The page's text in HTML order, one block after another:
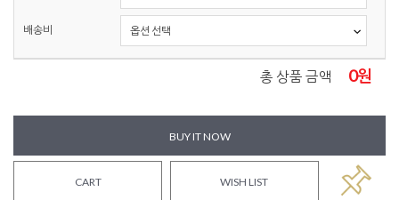
배송비
총 상품 금액 0원
BUY IT NOW
CART WISH LIST